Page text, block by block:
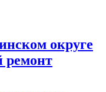
округе
ремонт